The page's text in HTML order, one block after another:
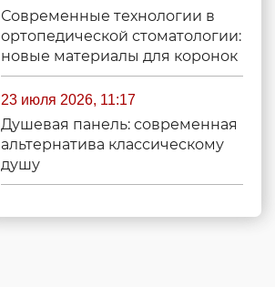
Современные технологии в
ортопедической стоматологии:
новые материалы для коронок
23 июля 2026, 11:17
Душевая панель: современная
альтернатива классическому
душу